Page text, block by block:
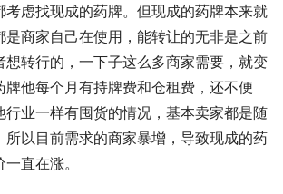
考虑找现成的药牌。但现成的药牌本来就
是商家自己在使用，能转让的无非是之前
想转行的，一下子这么多商家需要，就变
牌他每个月有持牌费和仓租费，还不便
行业一样有囤货的情况，基本卖家都是随
所以目前需求的商家暴增，导致现成的药
直在涨。